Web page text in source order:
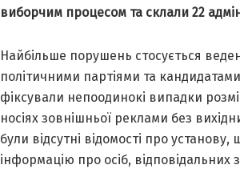
виборчим процесом та склали 22
Найбільше порушень стосується
політичними партіями та
фіксували непоодинокі випадки
носіях зовнішньої реклами без
були відсутні відомості про
інформацію про осіб, відповідальних